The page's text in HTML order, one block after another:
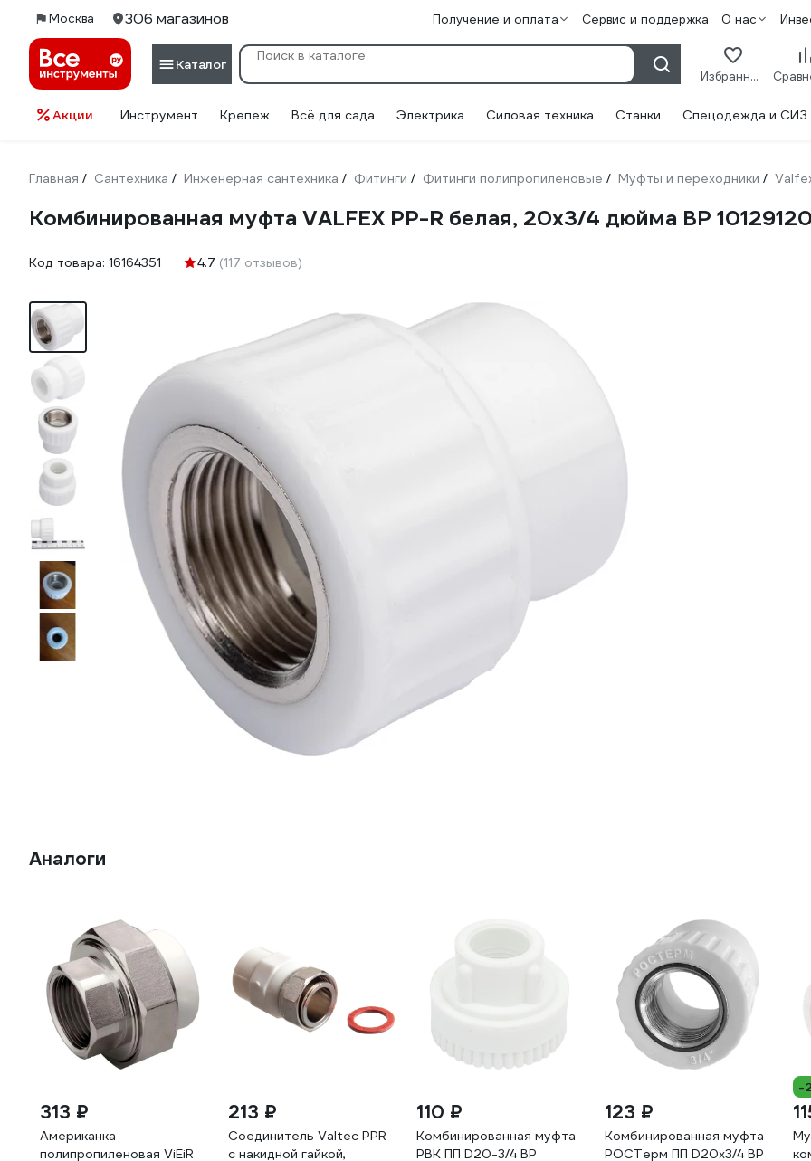
Москва 306 магазинов Получение и оплата Сервис и поддержка О нас
Каталог
Избранное
Акции Инструмент Крепеж Всё для сада Электрика Силовая техника Станки Спецодежда и СИЗ
Главная / Сантехника / Инженерная сантехника / Фитинги / Фитинги полипропиленовые / Муфты и переходники /
Комбинированная муфта VALFEX PP-R белая, 20х3/4 дюйма ВР
Код товара: 16164351 4.7 (117 отзывов)
Аналоги
313 ₽
Американка
полипропиленовая ViEiR
213 ₽
Соединитель Valtec PPR
с накидной гайкой,
110 ₽
Комбинированная муфта
РВК ПП D20-3/4 ВР
123 ₽
Комбинированная муфта
РОСТерм ПП D20х3/4 ВР
-